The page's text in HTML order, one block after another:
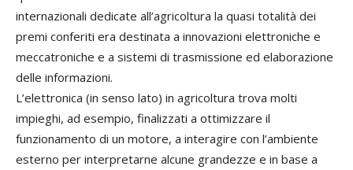
internazionali dedicate all’agricoltura la quasi totalità dei
premi conferiti era destinata a innovazioni elettroniche e
meccatroniche e a sistemi di trasmissione ed elaborazione
delle informazioni.
L’elettronica (in senso lato) in agricoltura trova molti
impieghi, ad esempio, finalizzati a ottimizzare il
funzionamento di un motore, a interagire con l’ambiente
esterno per interpretarne alcune grandezze e in base a